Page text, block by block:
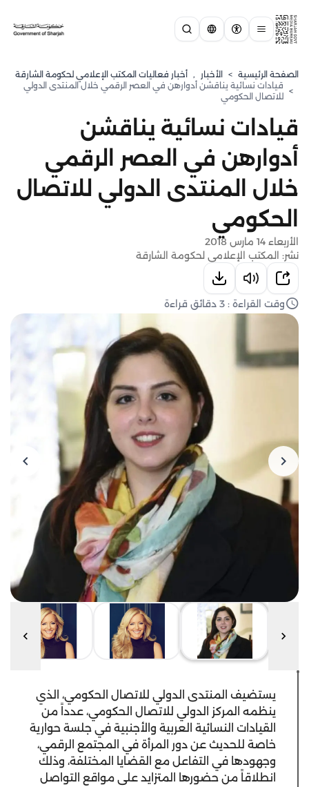
الصفحة الرئيسية > الأخبار , أخبار فعاليات المكتب الإعلامي لحكومة الشارقة
>
قيادات نسائية يناقشن أدوارهن في العصر الرقمي خلال المنتدى الدولي
للاتصال الحكومي
قيادات نسائية يناقشن
أدوارهن في العصر الرقمي
خلال المنتدى الدولي للاتصال
الحكومي
الأربعاء 14 مارس 2018
نشر: المكتب الإعلامي لحكومة الشارقة
وقت القراءة : 3 دقائق قراءة
يستضيف المنتدى الدولي للاتصال الحكومي، الذي
ينظمه المركز الدولي للاتصال الحكومي، عدداً من
القيادات النسائية العربية والأجنبية في جلسة حوارية
خاصة للحديث عن دور المرأة في المجتمع الرقمي،
وجهودها في التفاعل مع القضايا المختلفة، وذلك
انطلاقاً من حضورها المتزايد على مواقع التواصل